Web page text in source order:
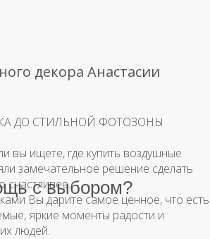
с выбором?
декора Анастасии
ДО СТИЛЬНОЙ ФОТОЗОНЫ
вы ищете, где купить воздушные
замечательное решение сделать
счастливее.
Вы дарите самое ценное, что есть
яркие моменты радости и
людей.